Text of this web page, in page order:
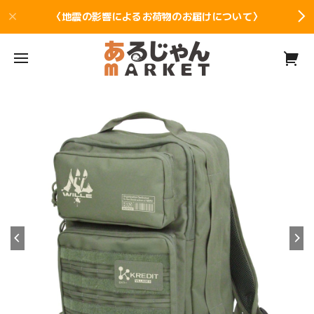
〈地震の影響によるお荷物のお届けについて〉